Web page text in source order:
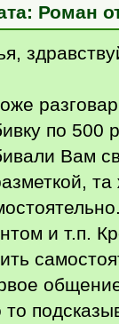
Роман
по 500
Вам
и т.п.
то